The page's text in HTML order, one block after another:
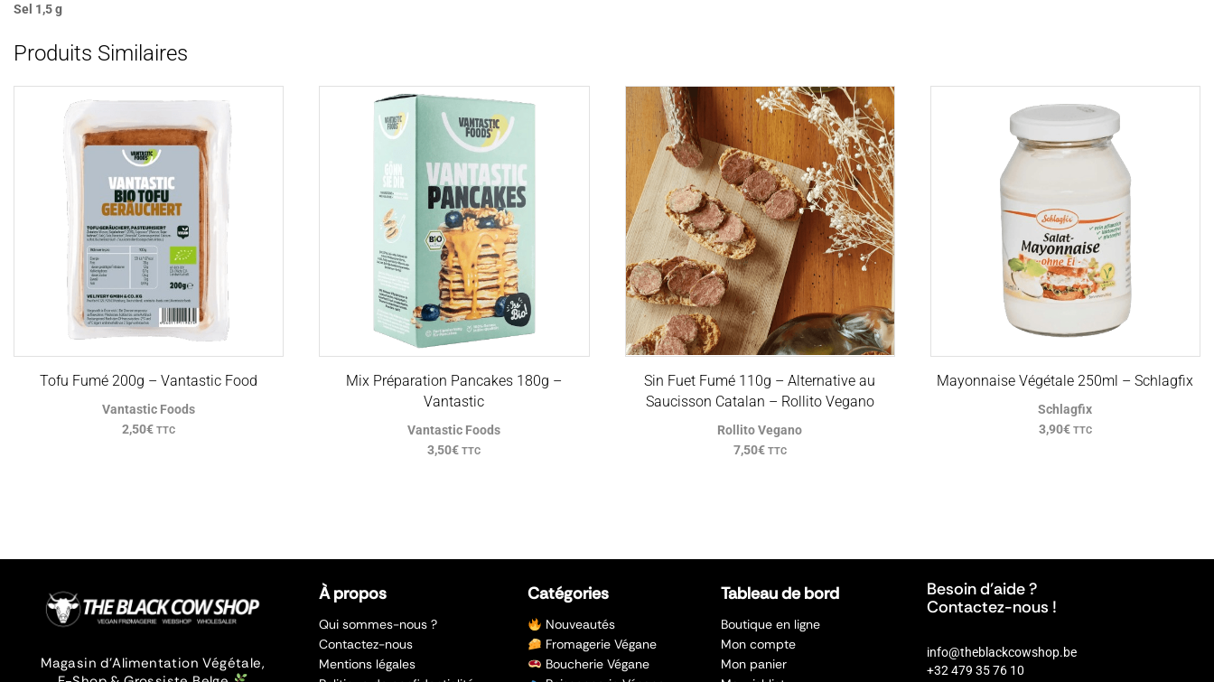
Sel 1,5 g
Produits Similaires
Tofu Fumé 200g – Vantastic Food
Vantastic Foods
2,50€ TTC
Mix Préparation Pancakes 180g –
Vantastic
Vantastic Foods
3,50€ TTC
Sin Fuet Fumé 110g – Alternative au
Saucisson Catalan – Rollito Vegano
Rollito Vegano
7,50€ TTC
Mayonnaise Végétale 250ml – Schlagfix
Schlagfix
3,90€ TTC
Magasin d’Alimentation Végétale,
À propos
Qui sommes-nous ?
Contactez-nous
Mentions légales
Catégories
Nouveautés
Fromagerie Végane
Boucherie Végane
Tableau de bord
Boutique en ligne
Mon compte
Mon panier
Besoin d’aide ?
Contactez-nous !
info@theblackcowshop.be
+32 479 35 76 10